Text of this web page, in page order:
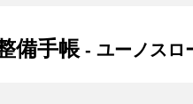
備手帳 - ユーノスロ